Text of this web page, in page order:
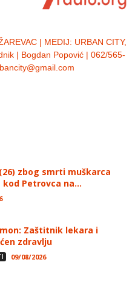
| MEDIJ: URBAN CITY,
| Bogdan Popović | 062/565-
zbog smrti muškarca
Petrovca na...
Zaštitnik lekara i
zdravlju
09/08/2026